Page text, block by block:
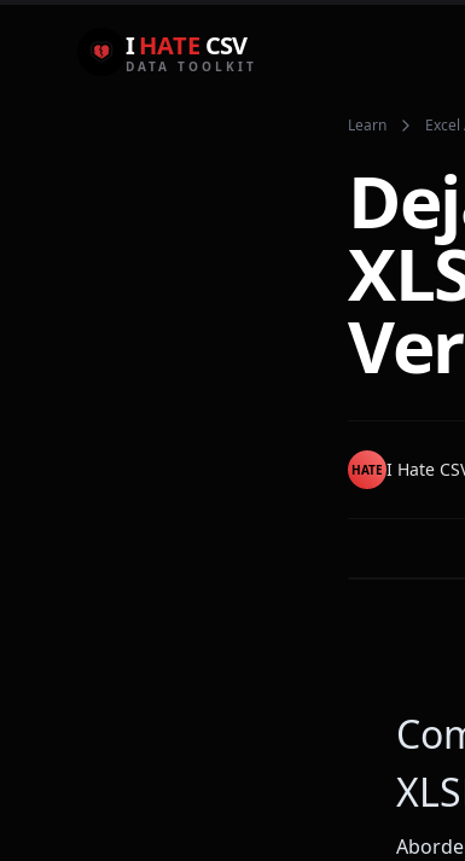
IHATE CSV
DATA TOOLKIT
Learn
HATE I Hate